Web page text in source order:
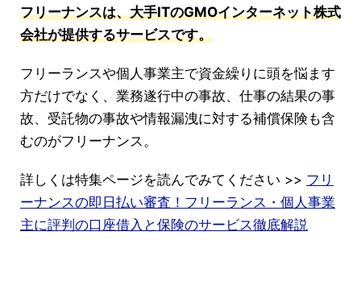
フリーナンスは、大手ITのGMOインターネット株式
会社が提供するサービスです。
フリーランスや個人事業主で資金繰りに頭を悩ます
方だけでなく、業務遂行中の事故、仕事の結果の事
故、受託物の事故や情報漏洩に対する補償保険も含
むのがフリーナンス。
詳しくは特集ページを読んでみてください >> フリ
ーナンスの即日払い審査！フリーランス・個人事業
主に評判の口座借入と保険のサービス徹底解説